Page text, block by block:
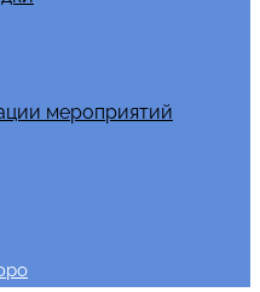
мероприятий